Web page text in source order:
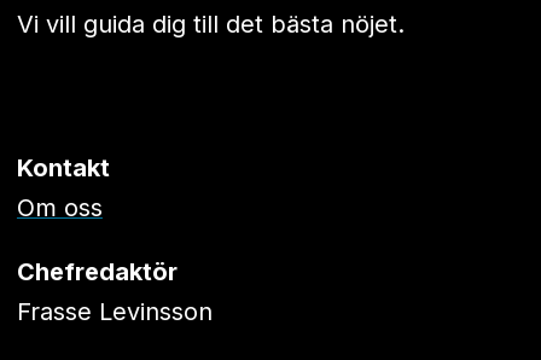
Vi vill guida dig till det bästa nöjet.
Kontakt
Om oss
Chefredaktör
Frasse Levinsson